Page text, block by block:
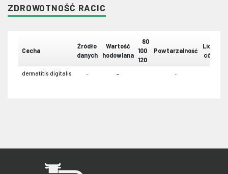
ZDROWOTNOŚĆ RACIC
Cecha
Źródło
danych
Wartość
hodowlana
80
100
120
Powtarzalność
Liczba
córek
dermatitis digitalis - - -